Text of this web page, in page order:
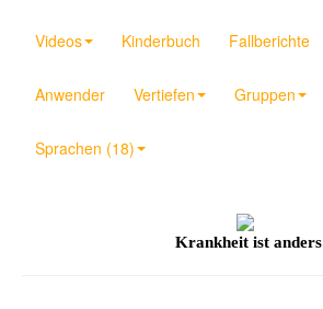
Videos Kinderbuch Fallberichte
Anwender Vertiefen Gruppen
Sprachen (18)
Krankheit ist anders